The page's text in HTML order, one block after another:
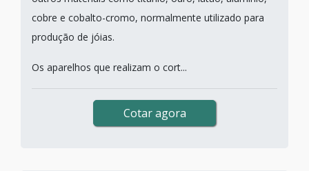
cobre e cobalto-cromo, normalmente utilizado para
produção de jóias.
Os aparelhos que realizam o cort...
Cotar agora